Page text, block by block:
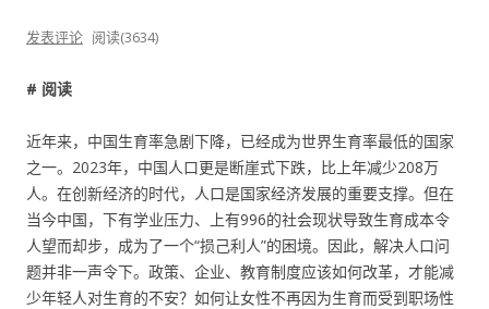
发表评论 阅读(3634)
# 阅读
近年来，中国生育率急剧下降，已经成为世界生育率最低的国家
之一。2023年，中国人口更是断崖式下跌，比上年减少208万
人。在创新经济的时代，人口是国家经济发展的重要支撑。但在
当今中国，下有学业压力、上有996的社会现状导致生育成本令
人望而却步，成为了一个“损己利人”的困境。因此，解决人口问
题并非一声令下。政策、企业、教育制度应该如何改革，才能减
少年轻人对生育的不安？如何让女性不再因为生育而受到职场性